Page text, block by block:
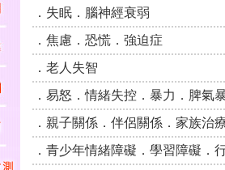
．失眠．腦神經衰弱
．焦慮．恐慌．強迫症
．老人失智
．易怒．情緒失控．暴力．脾氣
．親子關係．伴侶關係．家族治
．青少年情緒障礙．學習障礙．